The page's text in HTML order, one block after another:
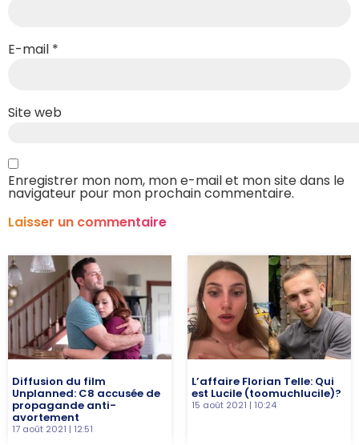
E-mail *
Site web
Enregistrer mon nom, mon e-mail et mon site dans le
navigateur pour mon prochain commentaire.
Diffusion du film
Unplanned: C8 accusée de
propagande anti-
avortement
17 août 2021 12:51
L’affaire Florian Telle: Qui
est Lucile (toomuchlucile)?
15 août 2021 10:24